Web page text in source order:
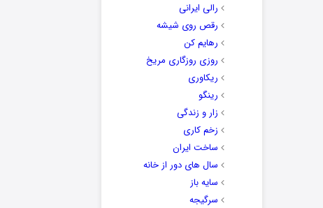
رالی ایرانی
رقص روی شیشه
رهایم کن
روزی روزگاری مریخ
ریکاوری
رینگو
زار و زندگی
زخم کاری
ساخت ایران
سال های دور از خانه
سایه باز
سرگیجه